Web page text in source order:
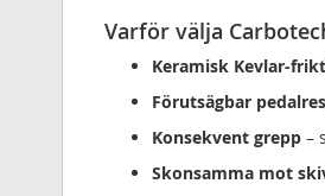
Varför välja
Keramisk Kevlar-
Förutsägbar
Konsekvent grepp –
Skonsamma mot